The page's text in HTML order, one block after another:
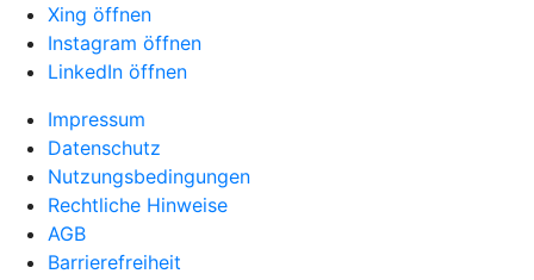
Xing öffnen
Instagram öffnen
LinkedIn öffnen
Impressum
Datenschutz
Nutzungsbedingungen
Rechtliche Hinweise
AGB
Barrierefreiheit